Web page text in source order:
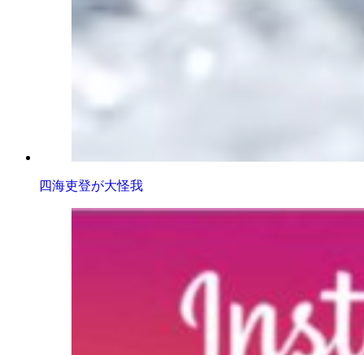
四海吏登が大怪我